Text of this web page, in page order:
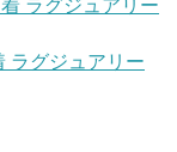
ラグジュアリー
ラグジュアリー